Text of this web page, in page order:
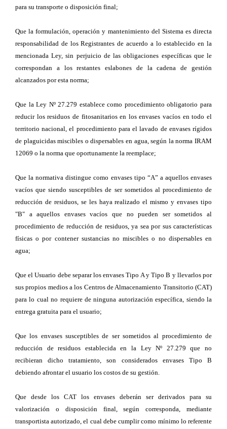
para su transporte o disposición final;
Que la formulación, operación y mantenimiento del Sistema es directa
responsabilidad de los Registrantes de acuerdo a lo establecido en la
mencionada Ley, sin perjuicio de las obligaciones específicas que le
correspondan a los restantes eslabones de la cadena de gestión
alcanzados por esta norma;
Que la Ley Nº 27.279 establece como procedimiento obligatorio para
reducir los residuos de fitosanitarios en los envases vacíos en todo el
territorio nacional, el procedimiento para el lavado de envases rígidos
de plaguicidas miscibles o dispersables en agua, según la norma IRAM
12069 o la norma que oportunamente la reemplace;
Que la normativa distingue como envases tipo “A” a aquellos envases
vacíos que siendo susceptibles de ser sometidos al procedimiento de
reducción de residuos, se les haya realizado el mismo y envases tipo
"B" a aquellos envases vacíos que no pueden ser sometidos al
procedimiento de reducción de residuos, ya sea por sus características
físicas o por contener sustancias no miscibles o no dispersables en
agua;
Que el Usuario debe separar los envases Tipo A y Tipo B y llevarlos por
sus propios medios a los Centros de Almacenamiento Transitorio (CAT)
para lo cual no requiere de ninguna autorización específica, siendo la
entrega gratuita para el usuario;
Que los envases susceptibles de ser sometidos al procedimiento de
reducción de residuos establecida en la Ley Nº 27.279 que no
recibieran dicho tratamiento, son considerados envases Tipo B
debiendo afrontar el usuario los costos de su gestión.
Que desde los CAT los envases deberán ser derivados para su
valorización o disposición final, según corresponda, mediante
transportista autorizado, el cual debe cumplir como mínimo lo referente